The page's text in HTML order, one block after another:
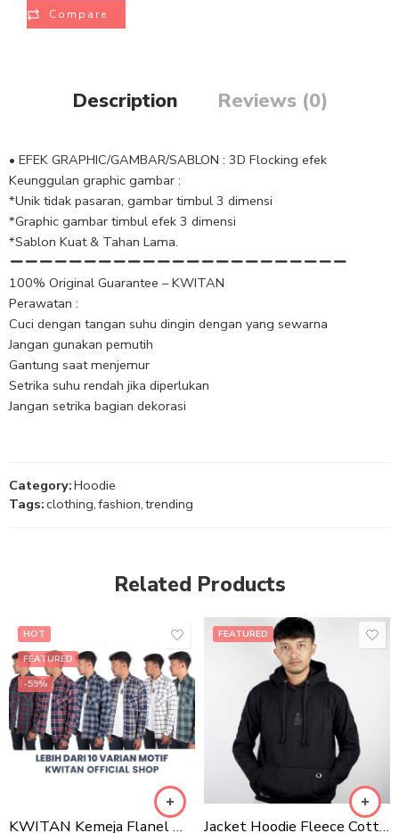
Compare
Description Reviews (0)
• EFEK GRAPHIC/GAMBAR/SABLON : 3D Flocking efek
Keunggulan graphic gambar :
*Unik tidak pasaran, gambar timbul 3 dimensi
*Graphic gambar timbul efek 3 dimensi
*Sablon Kuat & Tahan Lama.
100% Original Guarantee – KWITAN
Perawatan :
Cuci dengan tangan suhu dingin dengan yang sewarna
Jangan gunakan pemutih
Gantung saat menjemur
Setrika suhu rendah jika diperlukan
Jangan setrika bagian dekorasi
Category:Hoodie
Tags:clothing,fashion,trending
Related Products
HOT
FEATURED
-59%
KWITAN Kemeja Flanel Motif Series
FEATURED
Jacket Hoodie Fleece Cotton